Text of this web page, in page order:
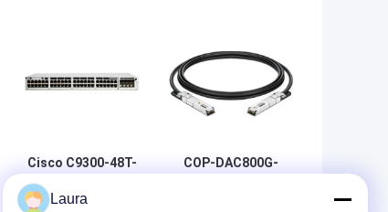
Cisco C9300-48T-
E Catalyst 9300
Gigabit Network
COP-DAC800G-
Laura